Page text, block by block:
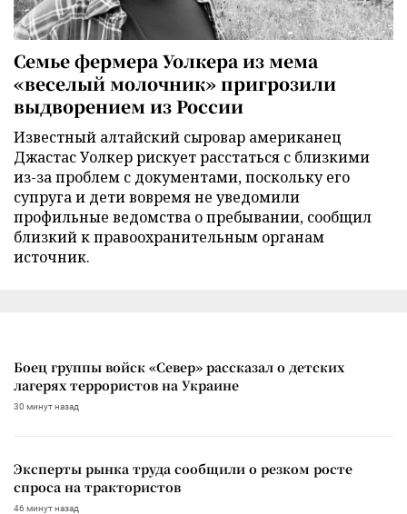
Семье фермера Уолкера из мема
«веселый молочник» пригрозили
выдворением из России
Известный алтайский сыровар американец
Джастас Уолкер рискует расстаться с близкими
из-за проблем с документами, поскольку его
супруга и дети вовремя не уведомили
профильные ведомства о пребывании, сообщил
близкий к правоохранительным органам
источник.
Боец группы войск «Север» рассказал о детских
лагерях террористов на Украине
30 минут назад
Эксперты рынка труда сообщили о резком росте
спроса на трактористов
46 минут назад